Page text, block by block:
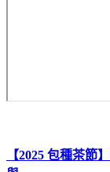
【2025 包種茶節